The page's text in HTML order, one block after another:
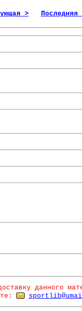
> Последняя
данного